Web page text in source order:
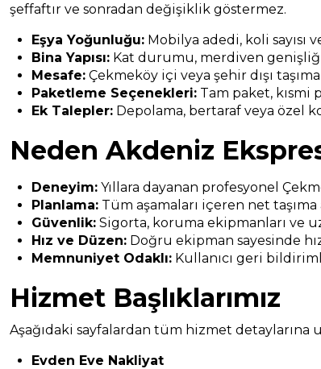
şeffaftır ve sonradan değişiklik göstermez.
Eşya Yoğunluğu: Mobilya adedi, koli sayısı
Bina Yapısı: Kat durumu, merdiven genişliği
Mesafe: Çekmeköy içi veya şehir dışı
Paketleme Seçenekleri: Tam paket, kısmi
Ek Talepler: Depolama, bertaraf veya özel
Neden Akdeniz
Deneyim: Yıllara dayanan profesyonel
Planlama: Tüm aşamaları içeren net taşıma
Güvenlik: Sigorta, koruma ekipmanları ve
Hız ve Düzen: Doğru ekipman sayesinde
Memnuniyet Odaklı: Kullanıcı geri
Hizmet Başlıklarımız
Aşağıdaki sayfalardan tüm hizmet detaylarına
Evden Eve Nakliyat